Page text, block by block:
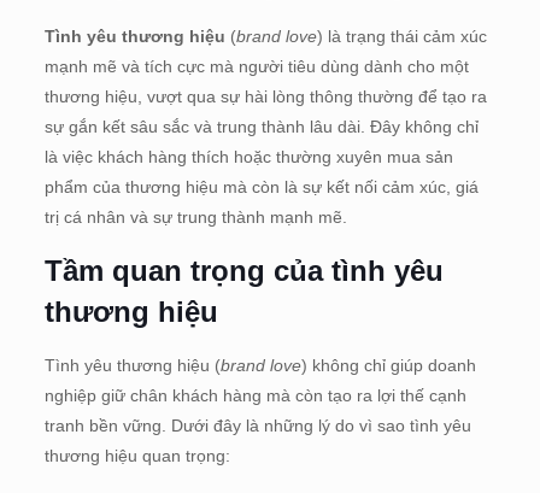
Tình yêu thương hiệu (brand love) là trạng thái cảm xúc
mạnh mẽ và tích cực mà người tiêu dùng dành cho một
thương hiệu, vượt qua sự hài lòng thông thường để tạo ra
sự gắn kết sâu sắc và trung thành lâu dài. Đây không chỉ
là việc khách hàng thích hoặc thường xuyên mua sản
phẩm của thương hiệu mà còn là sự kết nối cảm xúc, giá
trị cá nhân và sự trung thành mạnh mẽ.
Tầm quan trọng của tình yêu
thương hiệu
Tình yêu thương hiệu (brand love) không chỉ giúp doanh
nghiệp giữ chân khách hàng mà còn tạo ra lợi thế cạnh
tranh bền vững. Dưới đây là những lý do vì sao tình yêu
thương hiệu quan trọng: